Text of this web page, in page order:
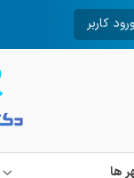
ورود کاربر
ها